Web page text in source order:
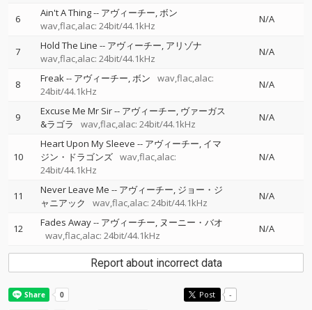
6 Ain't A Thing-- アヴィーチー ボン
wav,flac,alac: 24bit/44.1kHz
N/A
7 Hold The Line -- アヴィーチー アリゾナ
wav,flac,alac: 24bit/44.1kHz
N/A
8 Freak-- アヴィーチー ボン
wav,flac,alac:
24bit/44.1kHz
N/A
9 Excuse Me Mr Sir-- アヴィーチー ヴァーガス
&ラゴラ
wav,flac,alac: 24bit/44.1kHz
N/A
10
Heart Upon My Sleeve -- アヴィーチー イマ
ジン・ドラゴンズ wav,flac,alac:
24bit/44.1kHz
N/A
11 Never Leave Me -- アヴィーチー ジョー・ジ
ャニアック
wav,flac,alac: 24bit/44.1kHz
N/A
12 Fades Away-- アヴィーチー ヌーニー・バオ
wav,flac,alac: 24bit/44.1kHz
N/A
Report about incorrect data
Post -